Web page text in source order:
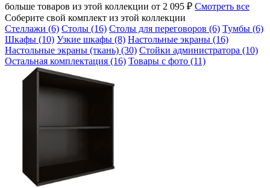
больше товаров из этой коллекции от 2 095 ₽ Смотреть все
Соберите свой комплект из этой коллекции
Стеллажи (6) Столы (16) Столы для переговоров (6) Тумбы (6)
Шкафы (10) Узкие шкафы (8) Настольные экраны (16)
Настольные экраны (ткань) (30) Стойки администратора (10)
Остальная комплектация (16) Товары с фото (11)